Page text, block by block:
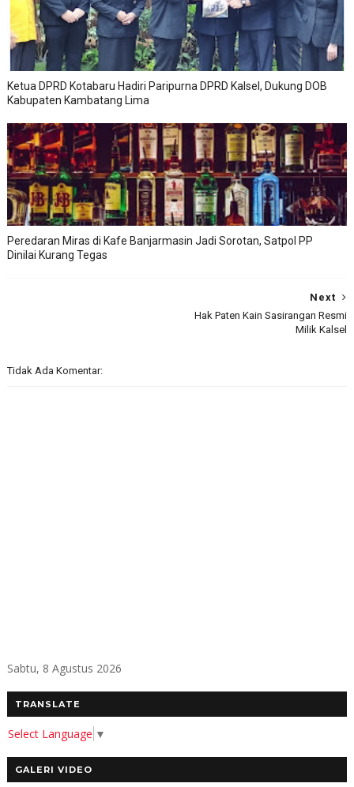
Ketua DPRD Kotabaru Hadiri Paripurna DPRD Kalsel, Dukung DOB
Kabupaten Kambatang Lima
Peredaran Miras di Kafe Banjarmasin Jadi Sorotan, Satpol PP
Dinilai Kurang Tegas
Next
Hak Paten Kain Sasirangan Resmi
Milik Kalsel
Tidak Ada Komentar:
Sabtu, 8 Agustus 2026
TRANSLATE
Select Language ▼
GALERI VIDEO